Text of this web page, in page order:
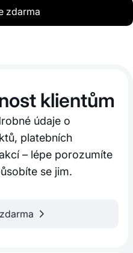
zdarma
klientům
údaje o
platebních
– lépe porozumíte
se jim.